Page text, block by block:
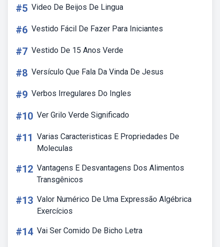
#5 Video De Beijos De Lingua
#6 Vestido Fácil De Fazer Para Iniciantes
#7 Vestido De 15 Anos Verde
#8 Versículo Que Fala Da Vinda De Jesus
#9 Verbos Irregulares Do Ingles
#10 Ver Grilo Verde Significado
#11 Varias Caracteristicas E Propriedades De
Moleculas
#12 Vantagens E Desvantagens Dos Alimentos
Transgênicos
#13 Valor Numérico De Uma Expressão Algébrica
Exercícios
#14 Vai Ser Comido De Bicho Letra